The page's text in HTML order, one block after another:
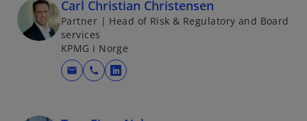
n
s
n
a
Carl Christian Christensen
Partner | Head of Risk & Regulatory and Board
services
KPMG i Norge
mail call
o